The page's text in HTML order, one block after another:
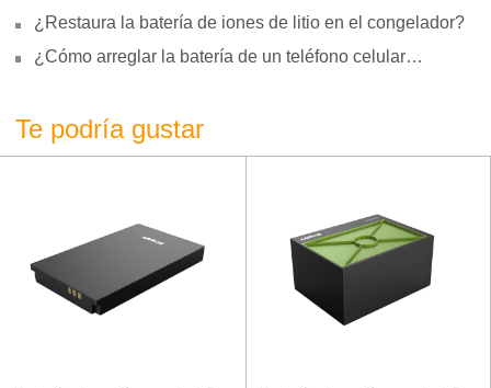
¿Restaura la batería de iones de litio en el congelador?
¿Cómo arreglar la batería de un teléfono celular
Te podría gustar